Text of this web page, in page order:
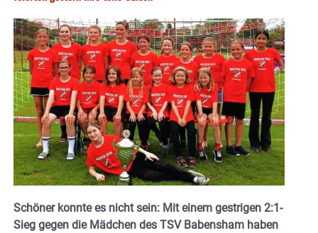
Schöner konnte es nicht sein: Mit einem gestrigen 2:1-
Sieg gegen die Mädchen des TSV Babensham haben